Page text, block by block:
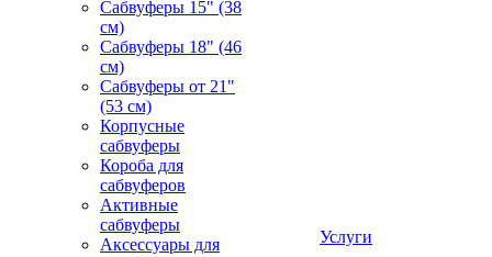
Сабвуферы 15" (38
см)
Сабвуферы 18" (46
см)
Сабвуферы от 21"
(53 см)
Корпусные
сабвуферы
Короба для
сабвуферов
Активные
сабвуферы
Аксессуары для
Услуги